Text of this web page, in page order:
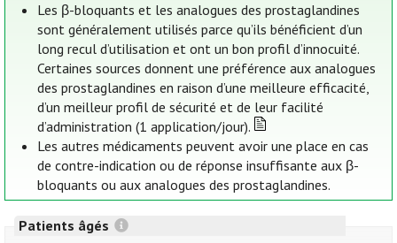
Les β-bloquants et les analogues des prostaglandines
sont généralement utilisés parce qu’ils bénéficient d’un
long recul d’utilisation et ont un bon profil d’innocuité.
Certaines sources donnent une préférence aux analogues
des prostaglandines en raison d’une meilleure efficacité,
d’un meilleur profil de sécurité et de leur facilité
d’administration (1 application/jour).
Les autres médicaments peuvent avoir une place en cas
de contre-indication ou de réponse insuffisante aux β-
bloquants ou aux analogues des prostaglandines.
Patients âgés